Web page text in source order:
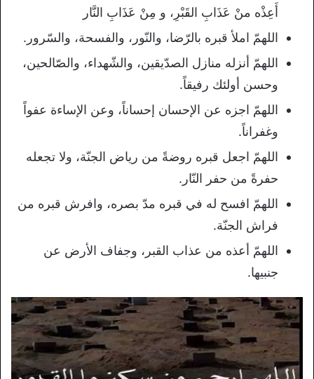
أَعِذْه منْ عَذَابِ القَبْرِ، و مِنْ عَذَابِ النَّار
اللهمّ املأ قبره بالرّضا، والنّور، والفسحة، والسّرور.
اللهمّ أنزله منازل الصدّيقين، والشّهداء، والصّالحين،
وحسن أولئك رفيقاً.
اللهمّ اجزه عن الإحسان إحساناً، وعن الإساءة عفواً
وغفراناً.
اللهمّ اجعل قبره روضةً من رياض الجنّة، ولا تجعله
حفرةً من حفر النّار.
اللهمّ افسح له في قبره مدّ بصره، وافرش قبره من
فراش الجنّة.
اللهمّ أعذه من عذاب القبر، وجفاف الأرض عن
جنبيها.